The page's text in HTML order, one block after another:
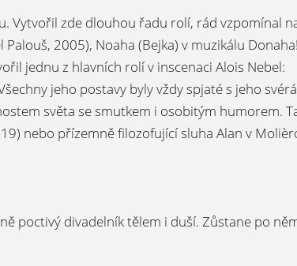
Vytvořil zde dlouhou řadu rolí, rád vzpomínal
2005), Noaha (Bejka) v muzikálu
jednu z hlavních rolí v inscenaci Alois Nebel:
jeho postavy byly vždy spjaté s jeho
světa se smutkem i osobitým humorem.
nebo přízemně filozofující sluha Alan v
poctivý divadelník tělem i duší. Zůstane po